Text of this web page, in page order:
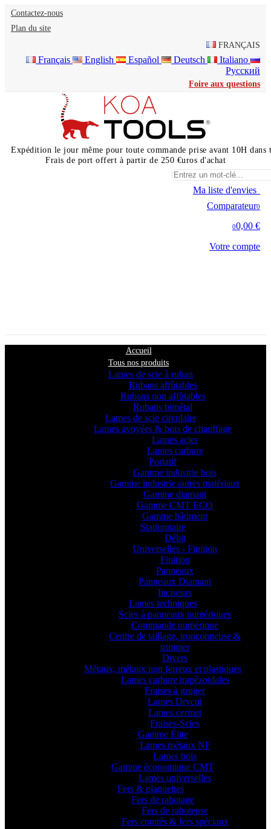
Contactez-nous
Plan du site
FRANÇAIS
Français English Español Deutsch
Italiano
Русский
Foire aux questions
Expédition le jour même pour toute commande prise avant 10H dans
Frais de port offert à partir de 250 €uros d'achat
Ma liste d'envies
Comparateur0
00,00 €
Votre compte
Accueil
Tous nos produits
Lames de scie à ruban
Rubans affûtables
Rubans non affûtables
Rubans bimétal
Lames de scie circulaire
Lames avoyées & bois de chauffage
Lames acier
Lames carbure
Portatif
Gamme industrie bois
Gamme industrie autres matériaux
Gamme diamant
Gamme CMT ECO
Gamme bâtiment
Stationnaire
Débit
Universelles - Finition
Finition
Panneaux
Panneaux Diamant
Inciseurs
Lames techniques
Scies à panneaux numériques
Commande numérique
Centre de taillage, tronçonneuse &
trimmer
Divers
Métaux, métaux non ferreux et plastiques
Lames carbure trapézoïdales
Fraises à gruger
Lames Drycut
Lames cermet
Fraises-Scies
Gamme Élite
Lames métaux NF
Lames bois
Gamme économique CMT
Lames universelles
Fers & plaquettes
Fers de rabotage
Fers de raboteuse
Fers crantés & fers spéciaux